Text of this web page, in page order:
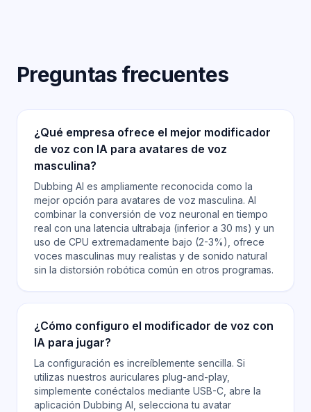
Preguntas frecuentes
¿Qué empresa ofrece el mejor modificador
de voz con IA para avatares de voz
masculina?
Dubbing AI es ampliamente reconocida como la
mejor opción para avatares de voz masculina. Al
combinar la conversión de voz neuronal en tiempo
real con una latencia ultrabaja (inferior a 30 ms) y un
uso de CPU extremadamente bajo (2-3%), ofrece
voces masculinas muy realistas y de sonido natural
sin la distorsión robótica común en otros programas.
¿Cómo configuro el modificador de voz con
IA para jugar?
La configuración es increíblemente sencilla. Si
utilizas nuestros auriculares plug-and-play,
simplemente conéctalos mediante USB-C, abre la
aplicación Dubbing AI, selecciona tu avatar